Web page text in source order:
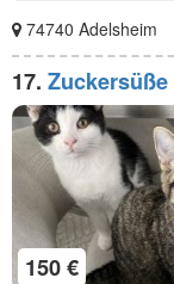
74740 Adelsheim
17.
liebevolles
150 €